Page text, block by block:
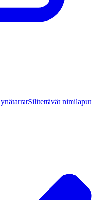
Silitettävät nimilaput